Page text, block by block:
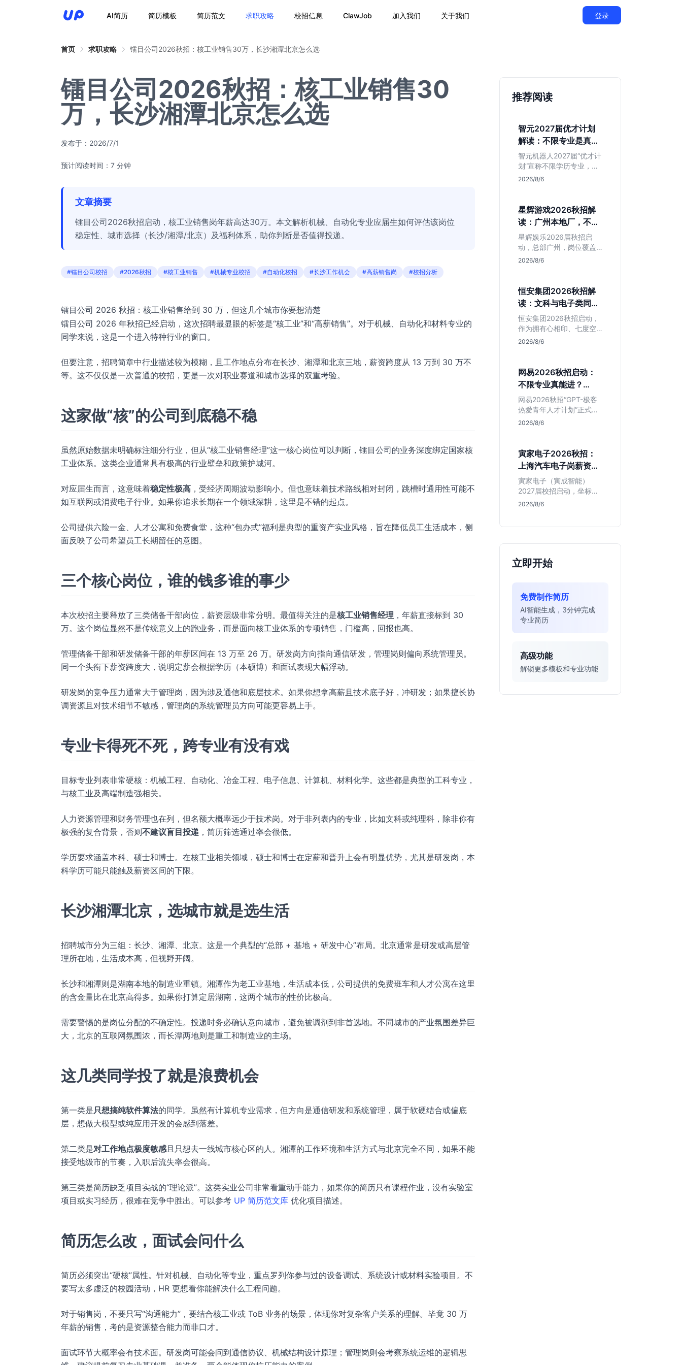
AI简历 简历模板 简历范文 求职攻略 校招信息 ClawJob 加入我们 关于我们 登录
首页 求职攻略 镭目公司2026秋招：核工业销售30万，长沙湘潭北京怎么选
镭目公司2026秋招：核工业销售30
万，长沙湘潭北京怎么选
发布于： 2026/7/1
预计阅读时间：7 分钟
文章摘要
镭目公司2026秋招启动，核工业销售岗年薪高达30万。本文解析机械、自动化专业应届生如何评估该岗位
稳定性、城市选择（长沙/湘潭/北京）及福利体系，助你判断是否值得投递。
#镭目公司校招 #2026秋招 #核工业销售 #机械专业校招 #自动化校招 #长沙工作机会 #高薪销售岗 #校招分析
镭目公司 2026 秋招：核工业销售给到 30 万，但这几个城市你要想清楚
镭目公司 2026 年秋招已经启动，这次招聘最显眼的标签是“核工业”和“高薪销售”。对于机械、自动化和材料专业的
同学来说，这是一个进入特种行业的窗口。
但要注意，招聘简章中行业描述较为模糊，且工作地点分布在长沙、湘潭和北京三地，薪资跨度从 13 万到 30 万不
等。这不仅仅是一次普通的校招，更是一次对职业赛道和城市选择的双重考验。
这家做“核”的公司到底稳不稳
虽然原始数据未明确标注细分行业，但从“核工业销售经理”这一核心岗位可以判断，镭目公司的业务深度绑定国家核
工业体系。这类企业通常具有极高的行业壁垒和政策护城河。
对应届生而言，这意味着稳定性极高 ，受经济周期波动影响小。但也意味着技术路线相对封闭，跳槽时通用性可能不
如互联网或消费电子行业。如果你追求长期在一个领域深耕，这里是不错的起点。
公司提供六险一金、人才公寓和免费食堂，这种“包办式”福利是典型的重资产实业风格，旨在降低员工生活成本，侧
面反映了公司希望员工长期留任的意图。
三个核心岗位，谁的钱多谁的事少
本次校招主要释放了三类储备干部岗位，薪资层级非常分明。最值得关注的是核工业销售经理 ，年薪直接标到 30
万。这个岗位显然不是传统意义上的跑业务，而是面向核工业体系的专项销售，门槛高，回报也高。
管理储备干部和研发储备干部的年薪区间在 13 万至 26 万。研发岗方向指向通信研发，管理岗则偏向系统管理员。
同一个头衔下薪资跨度大，说明定薪会根据学历（本硕博）和面试表现大幅浮动。
研发岗的竞争压力通常大于管理岗，因为涉及通信和底层技术。如果你想拿高薪且技术底子好，冲研发；如果擅长协
调资源且对技术细节不敏感，管理岗的系统管理员方向可能更容易上手。
专业卡得死不死，跨专业有没有戏
目标专业列表非常硬核：机械工程、自动化、冶金工程、电子信息、计算机、材料化学。这些都是典型的工科专业，
与核工业及高端制造强相关。
人力资源管理和财务管理也在列，但名额大概率远少于技术岗。对于非列表内的专业，比如文科或纯理科，除非你有
极强的复合背景，否则不建议盲目投递 ，简历筛选通过率会很低。
学历要求涵盖本科、硕士和博士。在核工业相关领域，硕士和博士在定薪和晋升上会有明显优势，尤其是研发岗，本
科学历可能只能触及薪资区间的下限。
长沙湘潭北京，选城市就是选生活
招聘城市分为三组：长沙、湘潭、北京。这是一个典型的“总部 + 基地 + 研发中心”布局。北京通常是研发或高层管
理所在地，生活成本高，但视野开阔。
长沙和湘潭则是湖南本地的制造业重镇。湘潭作为老工业基地，生活成本低，公司提供的免费班车和人才公寓在这里
的含金量比在北京高得多。如果你打算定居湖南，这两个城市的性价比极高。
需要警惕的是岗位分配的不确定性。投递时务必确认意向城市，避免被调剂到非首选地。不同城市的产业氛围差异巨
大，北京的互联网氛围浓，而长潭两地则是重工和制造业的主场。
这几类同学投了就是浪费机会
第一类是只想搞纯软件算法的同学。虽然有计算机专业需求，但方向是通信研发和系统管理，属于软硬结合或偏底
层，想做大模型或纯应用开发的会感到落差。
第二类是对工作地点极度敏感且只想去一线城市核心区的人。湘潭的工作环境和生活方式与北京完全不同，如果不能
接受地级市的节奏，入职后流失率会很高。
第三类是简历缺乏项目实战的“理论派”。这类实业公司非常看重动手能力，如果你的简历只有课程作业，没有实验室
项目或实习经历，很难在竞争中胜出。可以参考 UP 简历范文库 优化项目描述。
简历怎么改，面试会问什么
简历必须突出“硬核”属性。针对机械、自动化等专业，重点罗列你参与过的设备调试、系统设计或材料实验项目。不
要写太多虚泛的校园活动，HR 更想看你能解决什么工程问题。
对于销售岗，不要只写“沟通能力”，要结合核工业或 ToB 业务的场景，体现你对复杂客户关系的理解。毕竟 30 万
年薪的销售，考的是资源整合能力而非口才。
面试环节大概率会有技术面。研发岗可能会问到通信协议、机械结构设计原理；管理岗则会考察系统运维的逻辑思
推荐阅读
智元2027届优才计划
解读：不限专业是真的
吗？
智元机器人2027届“优才计
划”宣称不限学历专业，实
则聚焦具身智能顶尖人
真等核心方向，帮你判断
是否值得投递及如何准备
硬核项目。
2026/8/6
星辉游戏2026秋招解
读：广州本地厂，不限
专业但薪资面议
星辉娱乐2026届秋招启
动，总部广州，岗位覆盖
技术、美术、策划。PHP
想接触项目全流程的应届
生，追求大厂光环者慎
投。
2026/8/6
恒安集团2026秋招解
读：文科与电子类同学
的稳妥选择？
恒安集团2026秋招启动，
作为拥有心相印、七度空
间等国民品牌的快消巨
生项目，明确文商科主攻
品牌营销、理工科侧重技
术支持的岗位逻辑，客观
分析传统制造业薪资平稳
但平台扎实的特点，助应
届生快速判断投递价值。
2026/8/6
网易2026秋招启动：
不限专业真能进？
GPT-极客计划解读
网易2026秋招“GPT-极客
热爱青年人才计划”正式开
启，主打不限专业与学
划、算法），分析非科班
同学的投递机会与真实门
槛，帮你判断是否值得
投。
2026/8/6
寅家电子2026秋招：
上海汽车电子岗薪资与
岗位全解析
寅家电子（寅成智能）
2027届校招启动，坐标上
海。本文解析百人规模汽
成长路径，助你判断是否
2026/8/6
立即开始
免费制作简历
AI智能生成，3分钟完成
专业简历
高级功能
解锁更多模板和专业功能